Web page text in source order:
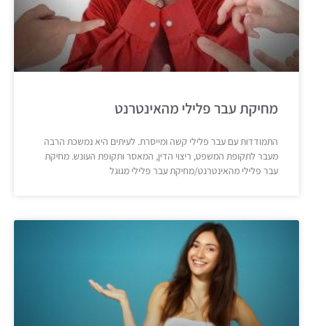
מחיקת עבר פלילי מהאינטרנט
התמודדות עם עבר פלילי קשה ומייסרת. לעיתים היא נמשכת הרבה
מעבר לתקופת המשפט, ריצוי הדין, המאסר ותקופת העונש. מחיקת
עבר פלילי מהאינטרנט/מחיקת עבר פלילי מגוגל